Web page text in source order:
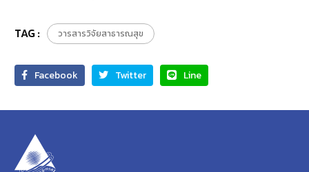
TAG : วารสารวิจัยสาธารณสุข
Facebook Twitter Line